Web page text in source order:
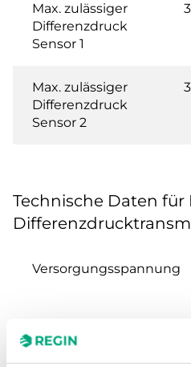
Max. zulässiger
Differenzdruck
Sensor 1
Max. zulässiger
Differenzdruck
Sensor 2
Technische Daten für
Versorgungsspannung